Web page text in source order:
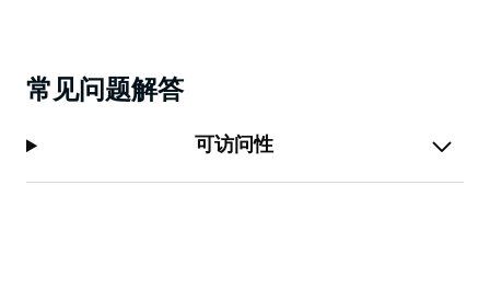
常见问题解答
可访问性